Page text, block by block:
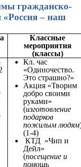
гражданско-
«Россия – наш
Классные
мероприятия
(классы)
Кл. час
«Одиночество.
Это страшно?»
Акция «Творим
добро своими
руками»
(изготовление
подарков
пожилым людям
(1-4)
КТД «Чип и
Дейл»
(посещение и
помощь